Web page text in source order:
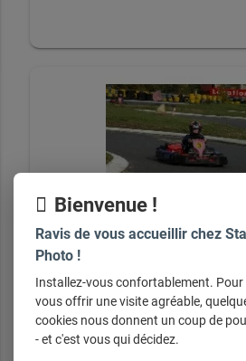
Reportages
Bienvenue !
Ravis de vous accueillir chez
Photo !
Installez-vous confortablement. Pour
vous offrir une visite agréable,
cookies nous donnent un coup de
- et c'est vous qui décidez.